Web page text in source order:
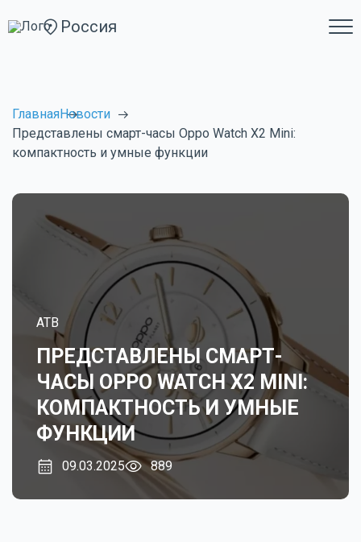
Россия
ГлавнаяНовости
Представлены смарт-часы Oppo Watch X2 Mini:
компактность и умные функции
ATB
ПРЕДСТАВЛЕНЫ СМАРТ-
ЧАСЫ OPPO WATCH X2 MINI:
КОМПАКТНОСТЬ И УМНЫЕ
ФУНКЦИИ
09.03.2025 889